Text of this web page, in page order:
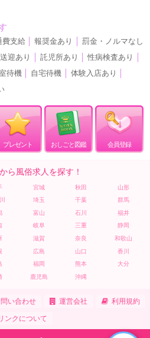
費支給 報奨金あり
罰金・ノルマなし
送迎あり 託児所あり 性病検査あり
待機 自宅待機 体験入店あり
プレゼント おしごと図鑑 会員登録
ら風俗求人を探す！
宮城 秋田
山形
埼玉 千葉
群馬
富山 石川
福井
岐阜 三重
静岡
滋賀 奈良
和歌山
広島 山口
香川
福岡 熊本
大分
鹿児島 沖縄
い合わせ 運営会社 利用規約
リンクについて